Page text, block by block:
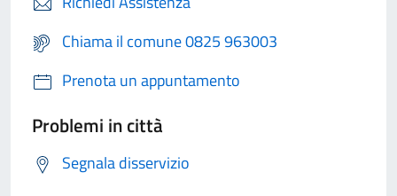
Chiama il comune 0825 963003
Prenota un appuntamento
Problemi in città
Segnala disservizio